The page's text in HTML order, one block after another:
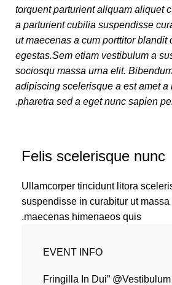
torquent parturient aliquam aliquet
a parturient cubilia suspendisse
ut maecenas a cum porttitor blandit
egestas.Sem etiam vestibulum a
sociosqu massa urna elit.
adipiscing scelerisque a est amet a
pharetra sed a eget nunc sapien
Felis scelerisque nunc
Ullamcorper tincidunt litora
suspendisse in curabitur ut massa
maecenas himenaeos quis.
EVENT INFO